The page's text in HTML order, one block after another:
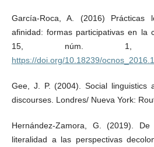
García-Roca, A. (2016) Prácticas
afinidad: formas participativas en la
15, núm. 1,
https://doi.org/10.18239/
Gee, J. P. (2004). Social linguistics
discourses. Londres/ Nueva York:
Hernández-Zamora, G. (2019).
literalidad a las perspectivas